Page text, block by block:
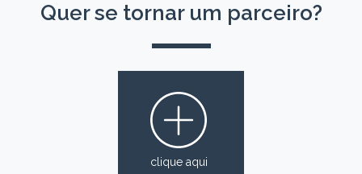
Quer se tornar um parceiro?
clique aqui